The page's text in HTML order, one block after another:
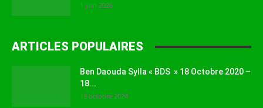
1 juin 2026
ARTICLES POPULAIRES
Ben Daouda Sylla « BDS » 18 Octobre 2020 –
18...
18 octobre 2024